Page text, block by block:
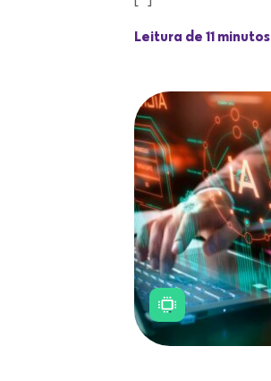
Leitura de 11 minutos